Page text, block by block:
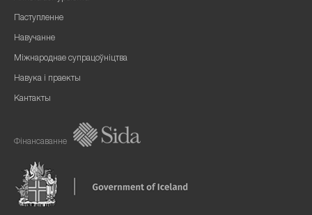
Паступленне
Навучанне
Міжнароднае супрацоўніцтва
Навука і праекты
Кантакты
Фінансаванне